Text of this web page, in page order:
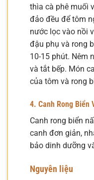
thìa cà phê muối
đảo đều để tôm
nước lọc vào nồi
đậu phụ và rong
10-15 phút. Nêm
và tắt bếp. Món
của tôm và rong
4. Canh Rong Biển
Canh rong biển
canh đơn giản,
bảo dinh dưỡng
Nguyên liệu